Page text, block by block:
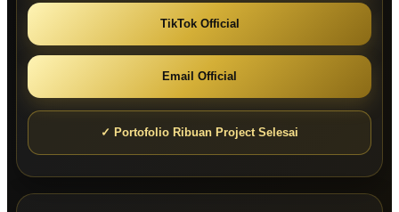
TikTok Official
Email Official
✓ Portofolio Ribuan Project Selesai